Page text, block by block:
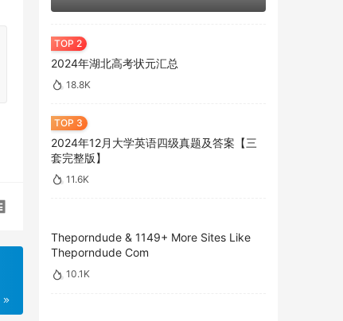
2024年湖北高考状元汇总
18.8K
2024年12月大学英语四级真题及答案【三
套完整版】
11.6K
Theporndude & 1149+ More Sites Like
Theporndude Com
10.1K